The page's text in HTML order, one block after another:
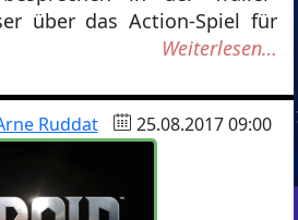
über das Action-Spiel für
Weiterlesen…
Ruddat 25.08.2017 09:00